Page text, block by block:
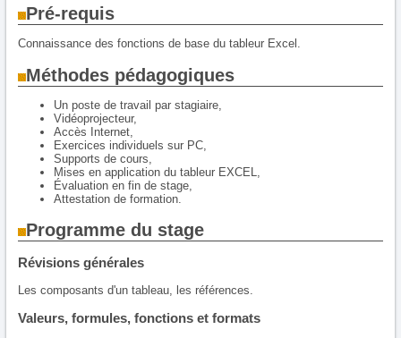
Pré-requis
Connaissance des fonctions de base du tableur Excel.
Méthodes pédagogiques
Un poste de travail par stagiaire,
Vidéoprojecteur,
Accès Internet,
Exercices individuels sur PC,
Supports de cours,
Mises en application du tableur EXCEL,
Évaluation en fin de stage,
Attestation de formation.
Programme du stage
Révisions générales
Les composants d'un tableau, les références.
Valeurs, formules, fonctions et formats